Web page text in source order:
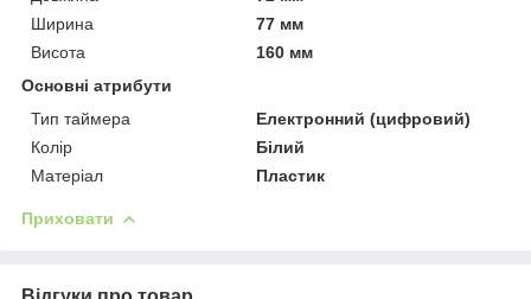
Ширина
77 мм
Висота
160 мм
Основні атрибути
Тип таймера
Електронний (цифровий)
Колір
Білий
Матеріал
Пластик
Приховати